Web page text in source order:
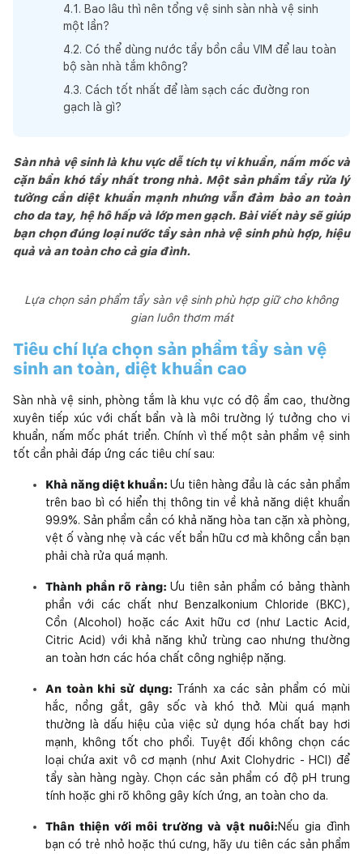
4.1 . Bao lâu thì nên tổng vệ sinh sàn nhà vệ sinh
một lần?
4.2. Có thể dùng nước tẩy bồn cầu VIM để lau toàn
bộ sàn nhà tắm không?
4.3. Cách tốt nhất để làm sạch các đường ron
gạch là gì?
Sàn nhà vệ sinh là khu vực dễ tích tụ vi khuẩn, nấm mốc và
cặn bẩn khó tẩy nhất trong nhà. Một sản phẩm tẩy rửa lý
tưởng cần diệt khuẩn mạnh nhưng vẫn đảm bảo an toàn
cho da tay, hệ hô hấp và lớp men gạch. Bài viết này sẽ giúp
bạn chọn đúng loại nước tẩy sàn nhà vệ sinh phù hợp, hiệu
quả và an toàn cho cả gia đình.
Lựa chọn sản phẩm tẩy sàn vệ sinh phù hợp giữ cho không
gian luôn thơm mát
Tiêu chí lựa chọn sản phẩm tẩy sàn vệ
sinh an toàn, diệt khuẩn cao
Sàn nhà vệ sinh, phòng tắm là khu vực có độ ẩm cao, thường
xuyên tiếp xúc với chất bẩn và là môi trường lý tưởng cho vi
khuẩn, nấm mốc phát triển. Chính vì thế một sản phẩm vệ sinh
tốt cần phải đáp ứng các tiêu chí sau:
Khả năng diệt khuẩn: Ưu tiên hàng đầu là các sản phẩm
trên bao bì có hiển thị thông tin về khả năng diệt khuẩn
99.9%. Sản phẩm cần có khả năng hòa tan cặn xà phòng,
vệt ố vàng nhẹ và các vết bẩn hữu cơ mà không cần bạn
phải chà rửa quá mạnh.
Thành phần rõ ràng: Ưu tiên sản phẩm có bảng thành
phần với các chất như Benzalkonium Chloride (BKC),
Cồn (Alcohol) hoặc các Axit hữu cơ (như Lactic Acid,
Citric Acid) với khả năng khử trùng cao nhưng thường
an toàn hơn các hóa chất công nghiệp nặng.
An toàn khi sử dụng: Tránh xa các sản phẩm có mùi
hắc, nồng gắt, gây sốc và khó thở. Mùi quá mạnh
thường là dấu hiệu của việc sử dụng hóa chất bay hơi
mạnh, không tốt cho phổi. Tuyệt đối không chọn các
loại chứa axit vô cơ mạnh (như Axit Clohydric - HCl) để
tẩy sàn hàng ngày. Chọn các sản phẩm có độ pH trung
tính hoặc ghi rõ không gây kích ứng, an toàn cho da.
Thân thiện với môi trường và vật nuôi:Nếu gia đình
bạn có trẻ nhỏ hoặc thú cưng, hãy ưu tiên các sản phẩm